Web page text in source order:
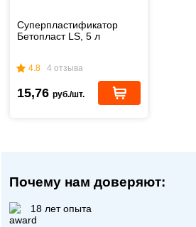
Суперпластификатор
Бетопласт LS, 5 л
4.8 4 отзыва
15,76 руб./шт.
Почему нам доверяют:
18 лет опыта